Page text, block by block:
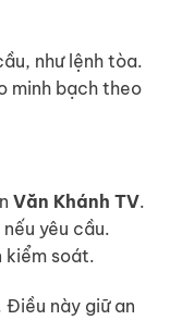
như lệnh tòa.
minh bạch theo
Văn Khánh TV.
yêu cầu.
kiểm soát.
này giữ an